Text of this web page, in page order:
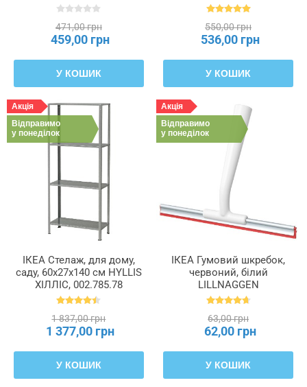
471,00 грн
459,00 грн
У КОШИК
550,00 грн
536,00 грн
У КОШИК
Акція
Відправимо
у понеділок
ІКЕА Стелаж, для дому,
саду, 60x27x140 см HYLLIS
ХІЛЛІС, 002.785.78
1 837,00 грн
1 377,00 грн
У КОШИК
Акція
Відправимо
у понеділок
ІКЕА Гумовий шкребок,
червоний, білий
LILLNAGGEN
ЛІЛЛЬНАГЕН, 402.435.96
63,00 грн
62,00 грн
У КОШИК